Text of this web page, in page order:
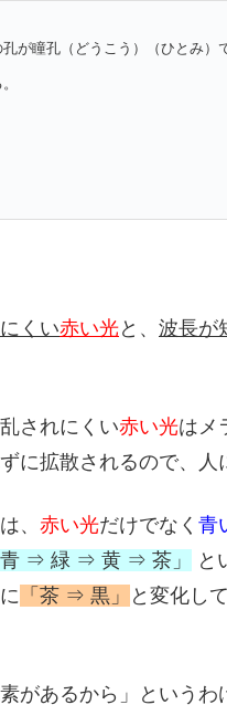
が瞳孔（どうこう）（ひとみ）
くい赤い光と、 波長が
されにくい赤い光はメ
に拡散されるので、人
、 赤い光だけでなく 青
青 ⇒ 緑 ⇒ 黄 ⇒ 茶」
と
「茶 ⇒ 黒」
と変化し
があるから」というわ